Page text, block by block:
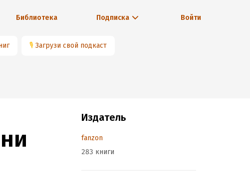
Библиотека Подписка Войти
🎙 Загрузи свой подкаст
Издатель
fanzon
283 книги